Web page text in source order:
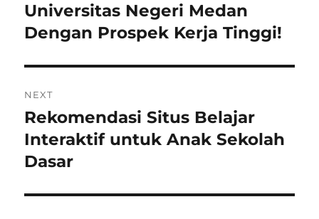
post:
Universitas Negeri Medan
Dengan Prospek Kerja Tinggi!
NEXT
Next
post:
Rekomendasi Situs Belajar
Interaktif untuk Anak Sekolah
Dasar